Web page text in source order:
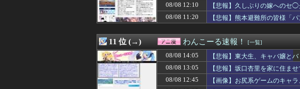
08/08 13:39
【朗報】日本のおじいちゃん・おばあちゃん
08/08 13:39
毎日可愛くて美人だと言ってくれる夫。い
08/08 13:38
【悲報】小野田紀美大臣「外国人が予想以
08/08 13:35
1、2年生の間で欠席者が多数出ているのに閉
08/08 13:35
ハードオフで3000円のこのノートパソコン
08/08 13:35
【速報】ウマ娘声優さん、結婚ｗｗｗｗｗｗ
08/08 13:35
【驚愕】インスタ女さん、とんでもないもの
08/08 13:34
国税職員、税務調査で知り合った女性から1
08/08 13:34
メッシは「史上最高の男子アスリート」か
08/08 12:10
【悲報】久しぶりの嫁へのセ
08/08 11:20
【悲報】熊本避難所の皆様「
11 位 (→) わんこーる速報！ [一覧]
08/08 14:05
【悲報】東大生、キャバ嬢と
08/08 13:05
【悲報】坂口杏里を家に住ま
08/08 12:45
【画像】お尻系ゲームのキャ